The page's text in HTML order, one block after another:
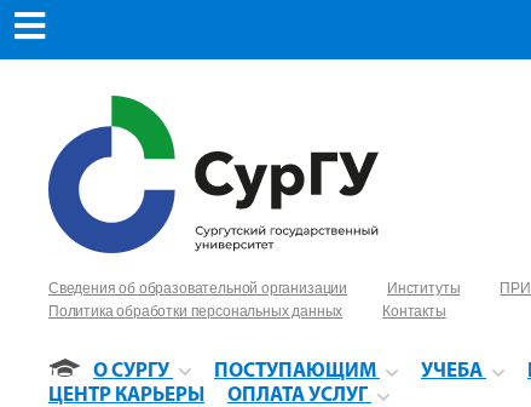
Сведения об образовательной организации Институты
Политика обработки персональных данных
Контакты
О СУРГУ ПОСТУПАЮЩИМ УЧЕБА
ЦЕНТР КАРЬЕРЫ
ОПЛАТА УСЛУГ